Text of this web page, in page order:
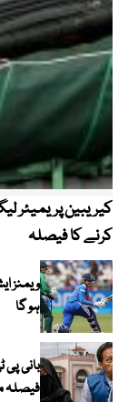
کرنے کا فیصلہ
ہو گا
بانی
فیصلہ